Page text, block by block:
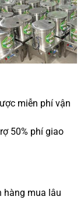
miễn phí vận
50% phí giao
hàng mua lâu